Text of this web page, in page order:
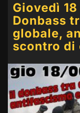
Giovedì
Donbass
globale,
scontro di